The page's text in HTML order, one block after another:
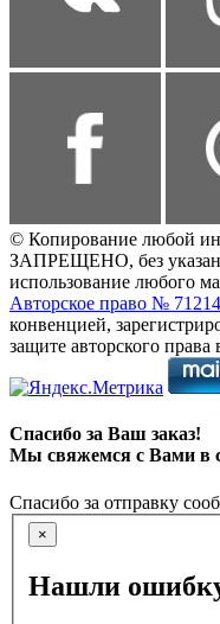
© Копирование любой
ЗАПРЕЩЕНО, без
использование любого
Авторское право №
конвенцией,
защите авторского
Спасибо за Ваш заказ!
Мы свяжемся с Вами в
Спасибо за отправку
×
Нашли